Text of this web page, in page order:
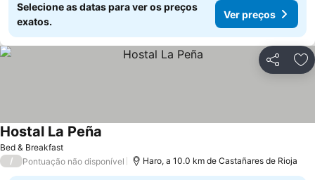
Selecione as datas para ver os preços
exatos.
Ver preços
Partilhar
Bed & Breakfast
Hostal La Peña
/ Pontuação não disponível Haro, a 10.0 km de Castañares de Rioja